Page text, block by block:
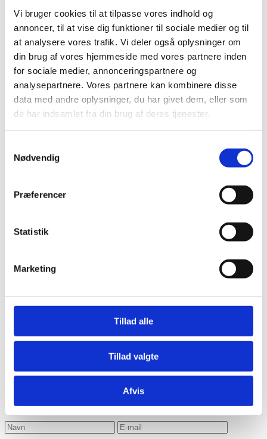
Vi bruger cookies til at tilpasse vores indhold og
annoncer, til at vise dig funktioner til sociale medier og til
at analysere vores trafik. Vi deler også oplysninger om
din brug af vores hjemmeside med vores partnere inden
for sociale medier, annonceringspartnere og
analysepartnere. Vores partnere kan kombinere disse
data med andre oplysninger, du har givet dem, eller som
de har indsamlet fra din brug af deres tjenester.
Nødvendig
Præferencer
Statistik
Marketing
Tillad alle
Tillad valgte
Afvis
Forbind dine Pedaler
×
Shop videre Til kurv
Har du husket tilbehør?